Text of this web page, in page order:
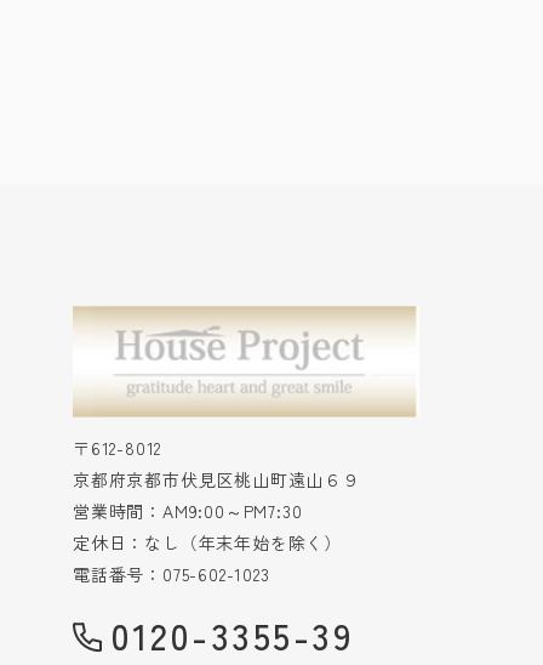
〒612-8012
京都府京都市伏見区桃山町遠山６９
営業時間：AM9:00～PM7:30
定休日：なし（年末年始を除く）
電話番号：075-602-1023
0120-3355-39